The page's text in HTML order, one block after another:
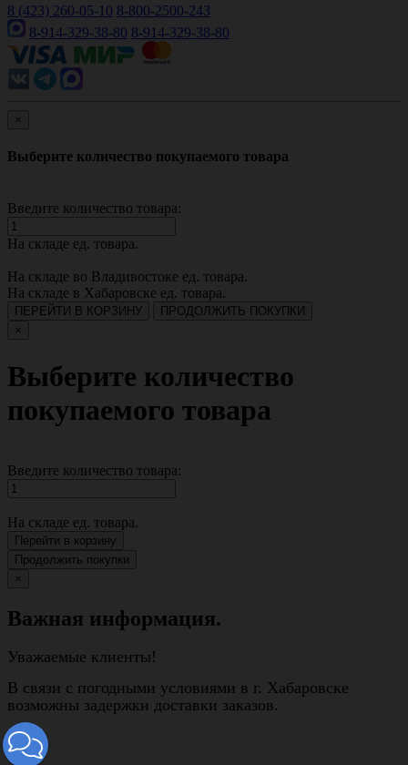
8 (423) 260-05-10 8-800-2500-243
8-914-329-38-80 8-914-329-38-80
×
Выберите количество покупаемого товара
Введите количество товара:
На складе ед. товара.
На складе во Владивостоке ед. товара.
На складе в Хабаровске ед. товара.
ПЕРЕЙТИ В КОРЗИНУ
ПРОДОЛЖИТЬ ПОКУПКИ
×
Выберите количество
покупаемого товара
Введите количество товара:
На складе ед. товара.
Перейти в корзину
Продолжить покупки
×
Важная информация.
Уважаемые клиенты!
В связи с погодными условиями в г. Хабаровске
возможны задержки доставки заказов.